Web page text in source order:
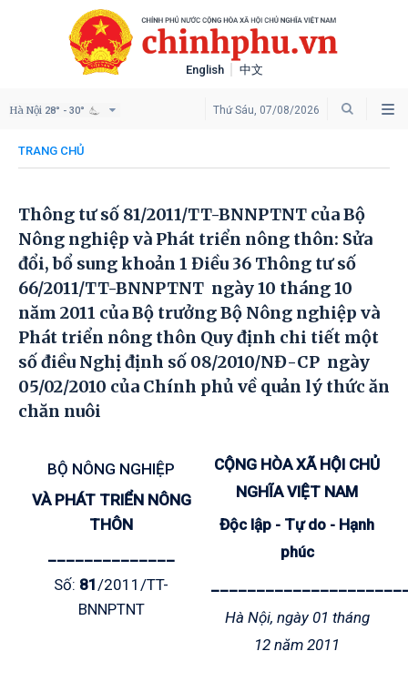
English 中文
Thứ Sáu, 07/08/2026
Hà Nội 28° - 30°
TRANG CHỦ
Thông tư số 81/2011/TT-BNNPTNT của Bộ
Nông nghiệp và Phát triển nông thôn: Sửa
đổi, bổ sung khoản 1 Điều 36 Thông tư số
66/2011/TT-BNNPTNT ngày 10 tháng 10
năm 2011 của Bộ trưởng Bộ Nông nghiệp và
Phát triển nông thôn Quy định chi tiết một
số điều Nghị định số 08/2010/NĐ-CP ngày
05/02/2010 của Chính phủ về quản lý thức ăn
chăn nuôi
BỘ NÔNG NGHIỆP
VÀ PHÁT TRIỂN NÔNG
THÔN
______________
Số: 81/2011/TT-
BNNPTNT
CỘNG HÒA XÃ HỘI CHỦ
NGHĨA VIỆT NAM
Độc lập - Tự do - Hạnh
phúc
Hà Nội, ngày 01 tháng
12 năm 2011